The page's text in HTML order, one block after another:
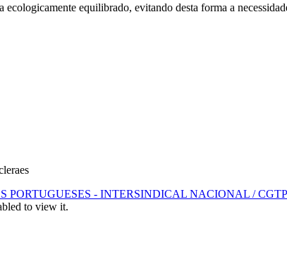
equilibrado, evitando desta forma a
- INTERSINDICAL NACIONAL /
to view it.